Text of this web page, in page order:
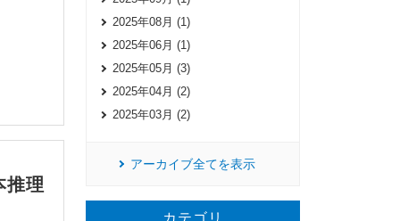
推理
2025年08月 (1)
2025年06月 (1)
2025年05月 (3)
2025年04月 (2)
2025年03月 (2)
アーカイブ全てを表示
カテゴリ